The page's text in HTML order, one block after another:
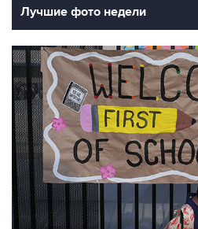
Лучшие фото недели